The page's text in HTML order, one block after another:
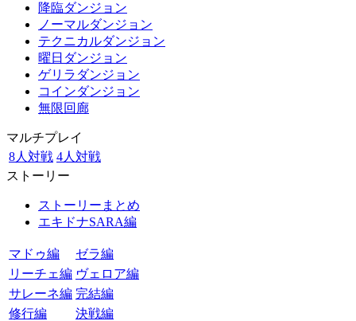
降臨ダンジョン
ノーマルダンジョン
テクニカルダンジョン
曜日ダンジョン
ゲリラダンジョン
コインダンジョン
無限回廊
マルチプレイ
8人対戦 4人対戦
ストーリー
ストーリーまとめ
エキドナSARA編
マドゥ編
ゼラ編
リーチェ編 ヴェロア編
サレーネ編 完結編
修行編
決戦編